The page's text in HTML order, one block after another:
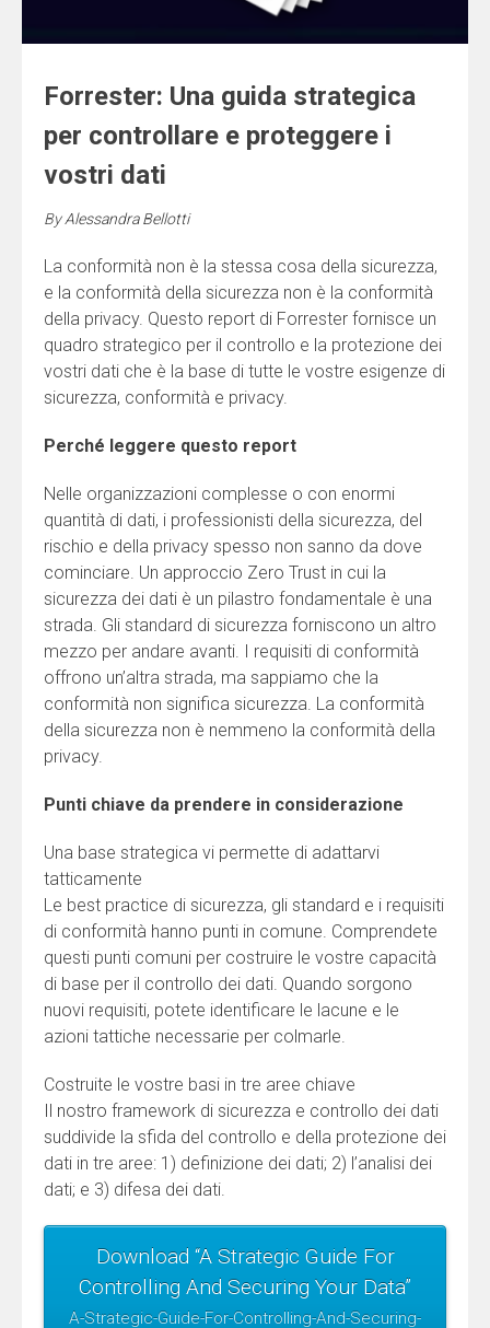
Forrester: Una guida strategica
per controllare e proteggere i
vostri dati
ByAlessandra Bellotti
La conformità non è la stessa cosa della sicurezza,
e la conformità della sicurezza non è la conformità
della privacy. Questo report di Forrester fornisce un
quadro strategico per il controllo e la protezione dei
vostri dati che è la base di tutte le vostre esigenze di
sicurezza, conformità e privacy.
Perché leggere questo report
Nelle organizzazioni complesse o con enormi
quantità di dati, i professionisti della sicurezza, del
rischio e della privacy spesso non sanno da dove
cominciare. Un approccio Zero Trust in cui la
sicurezza dei dati è un pilastro fondamentale è una
strada. Gli standard di sicurezza forniscono un altro
mezzo per andare avanti. I requisiti di conformità
offrono un’altra strada, ma sappiamo che la
conformità non significa sicurezza. La conformità
della sicurezza non è nemmeno la conformità della
privacy.
Punti chiave da prendere in considerazione
Una base strategica vi permette di adattarvi
tatticamente
Le best practice di sicurezza, gli standard e i requisiti
di conformità hanno punti in comune. Comprendete
questi punti comuni per costruire le vostre capacità
di base per il controllo dei dati. Quando sorgono
nuovi requisiti, potete identificare le lacune e le
azioni tattiche necessarie per colmarle.
Costruite le vostre basi in tre aree chiave
Il nostro framework di sicurezza e controllo dei dati
suddivide la sfida del controllo e della protezione dei
dati in tre aree: 1) definizione dei dati; 2) l’analisi dei
dati; e 3) difesa dei dati.
Download “A Strategic Guide For
Controlling And Securing Your Data”
A-Strategic-Guide-For-Controlling-And-Securing-